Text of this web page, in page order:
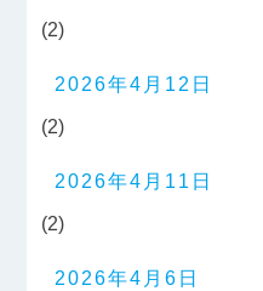
(2)
2026年4月12日
(2)
2026年4月11日
(2)
2026年4月6日